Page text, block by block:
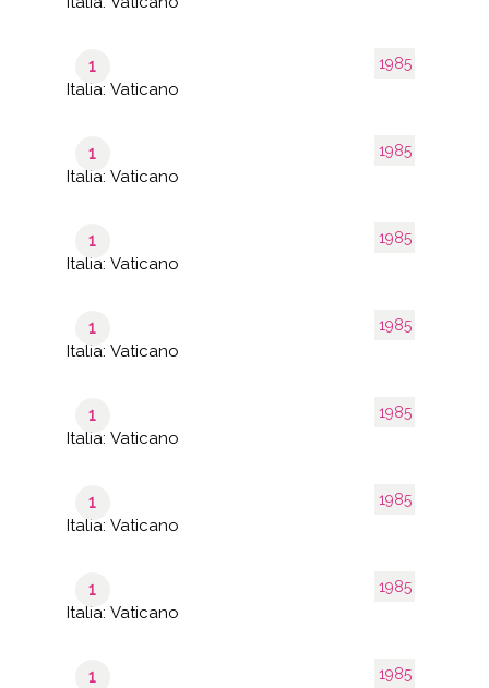
1985
1
Italia: Vaticano
1985
1
Italia: Vaticano
1985
1
Italia: Vaticano
1985
1
Italia: Vaticano
1985
1
Italia: Vaticano
1985
1
Italia: Vaticano
1985
1
Italia: Vaticano
1985
1